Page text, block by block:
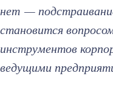
нет —
становится
инструментов
ведущими